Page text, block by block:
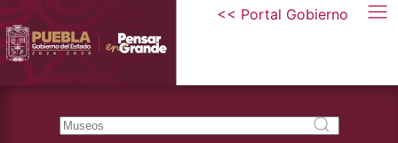
<< Portal Gobierno